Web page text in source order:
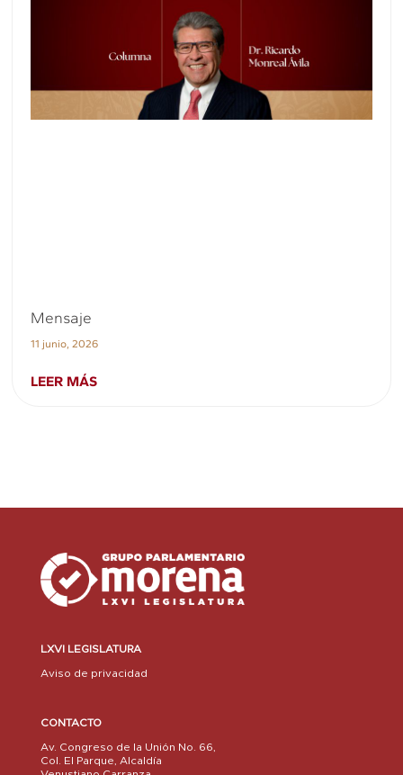
Mensaje
11 junio, 2026
LEER MÁS
LXVI LEGISLATURA
Aviso de privacidad
CONTACTO
Av. Congreso de la Unión No. 66,
Col. El Parque, Alcaldía